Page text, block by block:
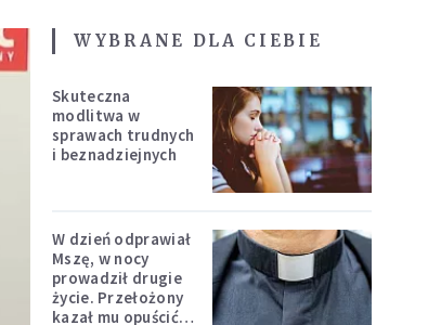
WYBRANE DLA CIEBIE
Skuteczna
modlitwa w
sprawach trudnych
i beznadziejnych
W dzień odprawiał
Mszę, w nocy
prowadził drugie
życie. Przełożony
kazał mu opuścić